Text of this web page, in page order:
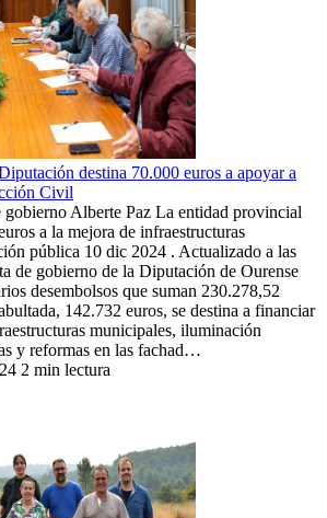
destina 70.000 euros a apoyar a
Civil
gobierno Alberte Paz La entidad provincial
a la mejora de infraestructuras
pública 10 dic 2024 . Actualizado a las
de gobierno de la Diputación de Ourense
desembolsos que suman 230.278,52
142.732 euros, se destina a financiar
municipales, iluminación
y reformas en las fachad…
2 min lectura